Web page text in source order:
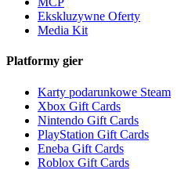
Ekskluzywne Oferty
Media Kit
Platformy gier
Karty podarunkowe Steam
Xbox Gift Cards
Nintendo Gift Cards
PlayStation Gift Cards
Eneba Gift Cards
Roblox Gift Cards